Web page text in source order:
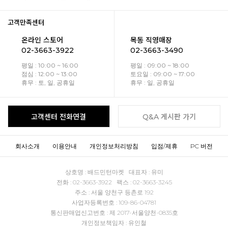
고객만족센터
온라인 스토어
02-3663-3922
평일 : 10:00 ~ 16:00
점심 : 12:00 ~ 13:00
휴무 : 토, 일, 공휴일
목동 직영매장
02-3663-3490
평일 : 09:00 ~ 18:00
토요일 : 09:00 ~ 17:00
휴무 : 일, 공휴일
고객센터 전화연결 Q&A 게시판 가기
회사소개 이용안내 개인정보처리방침 입점/제휴 PC 버전
상호명 : 배드민턴마켓 대표자 : 유미
전화 : 02-3663-3922 팩스 : 02-3663-3245
주소 : 서울 양천구 등촌로 192
사업자등록번호 : 109-86-04781
통신판매업신고번호 : 제 2017-서울양천-0835호
개인정보책임자 : 유인철